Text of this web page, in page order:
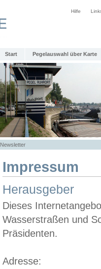
Hilfe
Start Pegelauswahl über Karte
Newsletter
Impressum
Herausgeber
Dieses
Wasserstraßen und
Präsidenten.
Adresse: